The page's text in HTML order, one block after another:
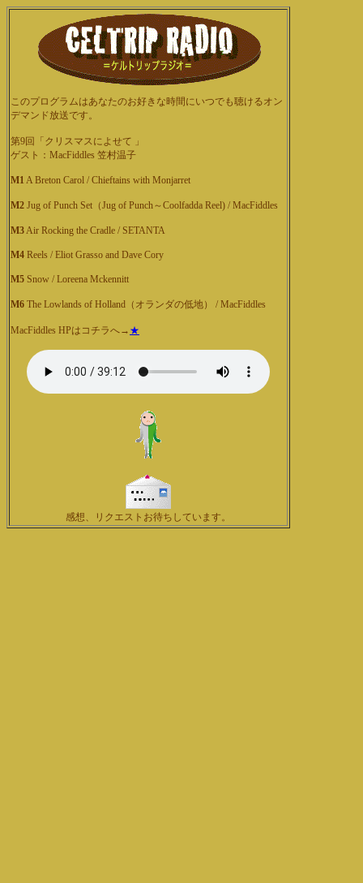
このプログラムはあなたのお好きな時間にいつでも聴けるオン
デマンド放送です。
第9回「クリスマスによせて 」
ゲスト：MacFiddles 笠村温子
M1A Breton Carol / Chieftains with Monjarret
M2 Jug of Punch Set（Jug of Punch～Coolfadda Reel) / MacFiddles
M3Air Rocking the Cradle / SETANTA
M4 Reels / Eliot Grasso and Dave Cory
M5 Snow / Loreena Mckennitt
M6 The Lowlands of Holland（オランダの低地） / MacFiddles
MacFiddles HPはコチラへ→ ★
感想、リクエストお待ちしています。